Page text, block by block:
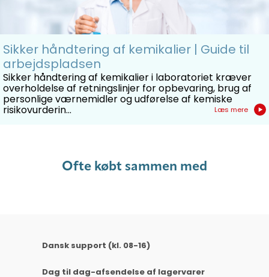
100 stk/pakke.
Kvalitative filtre findes som ark, rundefiltre og
foldede filtre.
Sikker håndtering af kemikalier | Guide til
arbejdspladsen
Sikker håndtering af kemikalier i laboratoriet kræver
overholdelse af retningslinjer for opbevaring, brug af
personlige værnemidler og udførelse af kemiske
risikovurderin... Læs mere
Ofte købt sammen med
Dansk support (kl. 08-16)
Dag til dag-afsendelse af lagervarer